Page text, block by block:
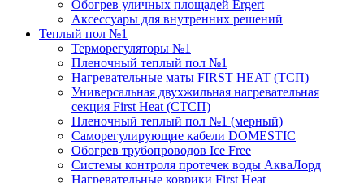
Обогрев уличных площадей Ergert
Аксессуары для внутренних решений
Теплый пол №1
Терморегуляторы №1
Пленочный теплый пол №1
Нагревательные маты FIRST HEAT (ТСП)
Универсальная двухжильная нагревательная
секция First Heat (СТСП)
Пленочный теплый пол №1 (мерный)
Саморегулирующие кабели DOMESTIC
Обогрев трубопроводов Ice Free
Системы контроля протечек воды АкваЛорд
Нагревательные коврики First Heat